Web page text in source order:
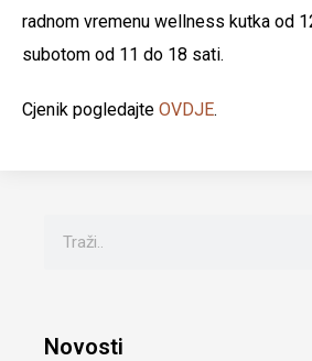
radnom vremenu wellness kutka od
subotom od 11 do 18 sati.
Cjenik pogledajte OVDJE.
Novosti